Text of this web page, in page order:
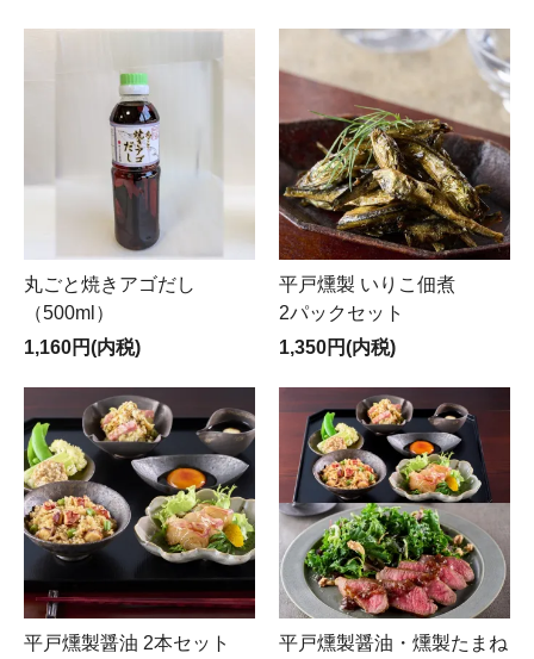
丸ごと焼きアゴだし
（500ml）
1,160円(内税)
平戸燻製 いりこ佃煮
2パックセット
1,350円(内税)
平戸燻製醤油 2本セット
平戸燻製醤油・燻製たまね